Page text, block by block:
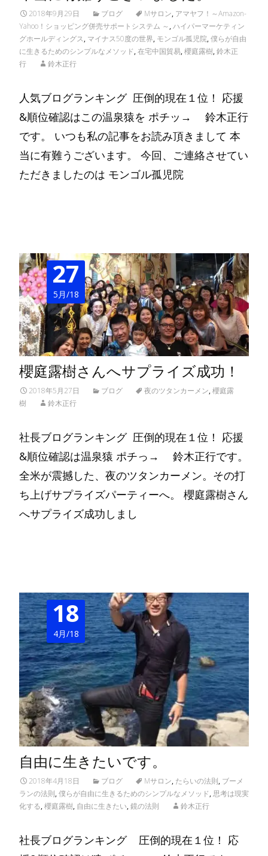
2018年9月29日 ブログ Mサロン, アマヤフ！～Amazon-
Yahoo！ショッピング併売サポートシステム ～,ハイパーマーケティン
グホールディングス, マイナス50度の世界, モンゴル孤児院,僕らが自由
に生きるためのシンプルなメソッド,在宅中国貿易,櫻庭露樹,鈴木正
行
鈴木正行
人気ブログランキング 圧倒的現在１位！ 応援
&順位確認はこの温泉猿を ポチッ→ 鈴木正行
です。 いつも私の記事をお読み頂きまして 本
当に有難うございます。 今回、ご連絡させてい
ただきましたのは モンゴル孤児院
27
5月/18
櫻庭露樹さんへサプライズ成功！
2018年5月27日 ブログ 夜のツタンカーメン,櫻庭露
樹
鈴木正行
社長ブログランキング 圧倒的現在１位！ 応援
&順位確認は温泉猿 ポチっ→ 鈴木正行です。
全米が震撼した、夜のツタンカーメン。その打
ち上げサプライズパーティーへ。 櫻庭露樹さん
へサプライズ成功しまし
18
4月/18
自由に生きたいです。
2018年4月18日 ブログ Mサロン, たらいの法則, ブーメ
ランの法則,僕らが自由に生きるためのシンプルなメソッド,思考は現実
化する,櫻庭露樹, 自由に生きたい,鏡の法則 鈴木正行
社長ブログランキング 圧倒的現在１位！ 応